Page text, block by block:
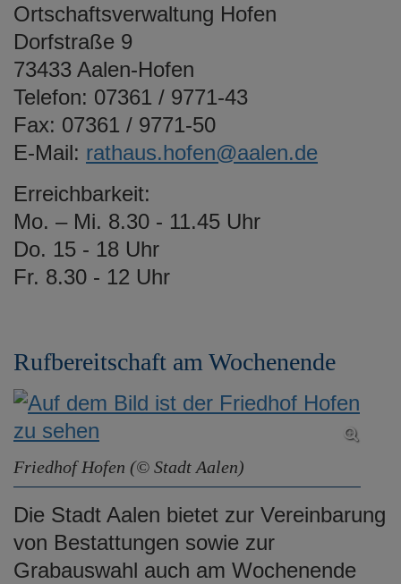
Ortschaftsverwaltung Hofen
Dorfstraße 9
73433 Aalen-Hofen
Telefon: 07361 / 9771-43
Fax: 07361 / 9771-50
E-Mail: rathaus.hofen@aalen.de
Erreichbarkeit:
Mo. – Mi. 8.30 - 11.45 Uhr
Do. 15 - 18 Uhr
Fr. 8.30 - 12 Uhr
Rufbereitschaft am Wochenende
Friedhof Hofen (© Stadt Aalen)
Die Stadt Aalen bietet zur Vereinbarung
von Bestattungen sowie zur
Grabauswahl auch am Wochenende